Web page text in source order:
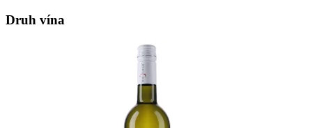
Druh vína